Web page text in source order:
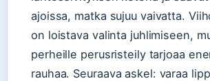
ajoissa, matka sujuu vaivatta.
on loistava valinta juhlimiseen,
perheille perusristeily tarjoaa
rauhaa. Seuraava askel: varaa